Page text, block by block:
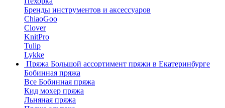
Бренды инструментов и аксессуаров
ChiaoGoo
Clover
KnitPro
Tulip
Lykke
Пряжа Большой ассортимент пряжи в Екатеринбурге
Бобинная пряжа
Все Бобинная пряжа
Кид мохер пряжа
Льняная пряжа